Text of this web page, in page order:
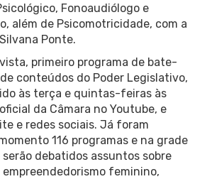
Fonoaudiólogo e
além de Psicomotricidade, com a
Ponte.
primeiro programa de bate-
conteúdos do Poder Legislativo,
às terça e quintas-feiras às
da Câmara no Youtube, e
e redes sociais. Já foram
116 programas e na grade
debatidos assuntos sobre
feminino,